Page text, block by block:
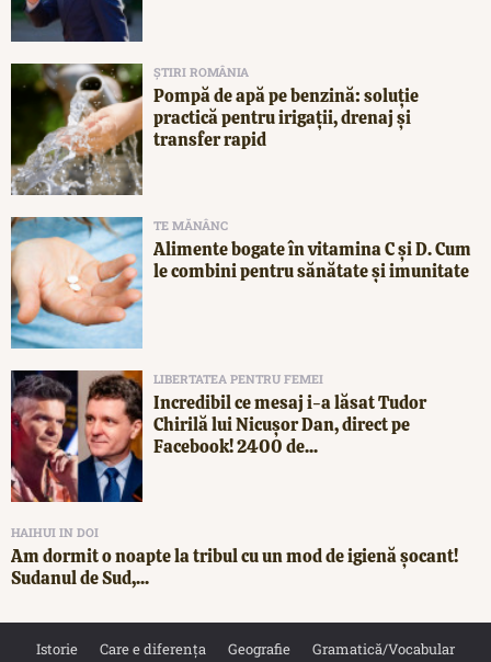
ȘTIRI ROMÂNIA
Pompă de apă pe benzină: soluție
practică pentru irigații, drenaj și
transfer rapid
TE MĂNÂNC
Alimente bogate în vitamina C și D. Cum
le combini pentru sănătate și imunitate
LIBERTATEA PENTRU FEMEI
Incredibil ce mesaj i-a lăsat Tudor
Chirilă lui Nicușor Dan, direct pe
Facebook! 2400 de...
HAIHUI IN DOI
Am dormit o noapte la tribul cu un mod de igienă șocant!
Sudanul de Sud,...
Istorie Care e diferența Geografie Gramatică/Vocabular